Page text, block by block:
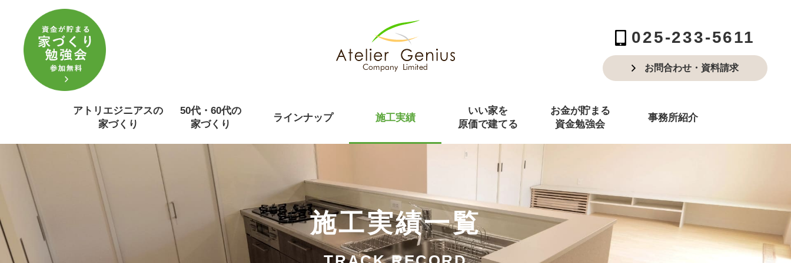
025-233-5611
お問合わせ・資料請求
アトリエジニアスの
家づくり
50代・60代の
家づくり
ラインナップ 施工実績
いい家を
原価で建てる
お金が貯まる
資金勉強会
事務所紹介
施工実績一覧